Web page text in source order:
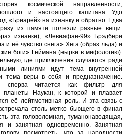
космической направленности,
и настоящего капитана Удо
«Бриарей» на изнанку и обратно. Едва
из памяти полезли разные вещи:
изнанки), «Левиафан-99» Брэдбери
и её чувство снега» Хёга (образ льда) и
боги» Геймана (нырки в мифологию).
где приключения случаются ради
линиями идут тема внутренней
тема веры в себя и предназначение.
сперва читается как фильтр для
Наукан, к которой и плавает
её лейтмотивная роль. И эта связь с
столь метко бьющего в финал
эта головоломная, туманонаводящая,
и занятная одновременно. Занятная